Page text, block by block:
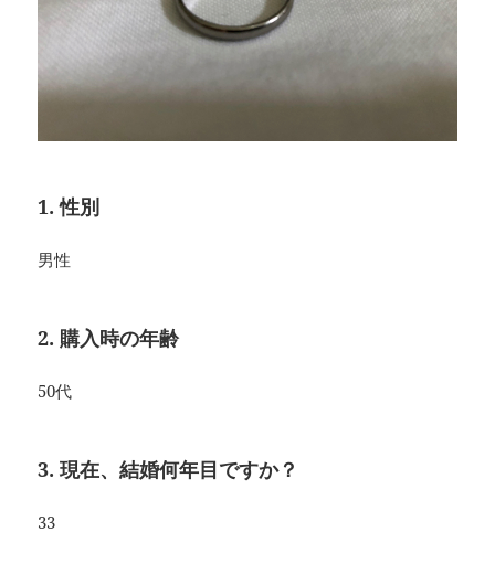
1. 性別
男性
2. 購入時の年齢
50代
3. 現在、結婚何年目ですか？
33